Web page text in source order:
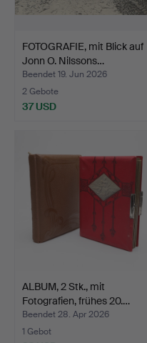
FOTOGRAFIE, mit Blick auf
Jonn O. Nilssons…
Beendet 19. Jun 2026
2 Gebote
37 USD
ALBUM, 2 Stk., mit
Fotografien, frühes 20.…
Beendet 28. Apr 2026
1 Gebot